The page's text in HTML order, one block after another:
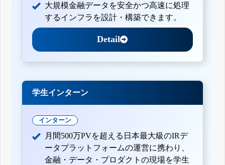
大規模金融データを安全かつ高速に処理
するインフラを設計・構築できます。
Detail
学生インターン
インターン
月間500万PVを超える日本最大級のIRデ
ータプラットフォームの運営に携わり、
金融・データ・プロダクトの現場を学生